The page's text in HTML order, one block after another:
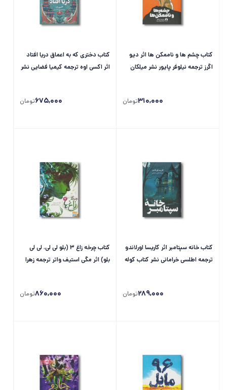
کتاب چشم ها و ناممکن ها اثر دیو
اگرز ترجمه نیلوفر پایور نشر میلکان
310,000تومان
کتاب دختری که به اعماق دریا افتاد
اثر اکسی اوه ترجمه کیمیا فضایی نشر
675,000تومان
کتاب خانه سپتامبر اثر کاریسا اورلاندو
ترجمه اطلسی خرامانی نشر کتاب کوله
289,000تومان
کتاب چرخه زاغ 3 (بلو لی لی، لی لی
بلو) اثر مگی استیف واتر ترجمه زهرا
860,000تومان